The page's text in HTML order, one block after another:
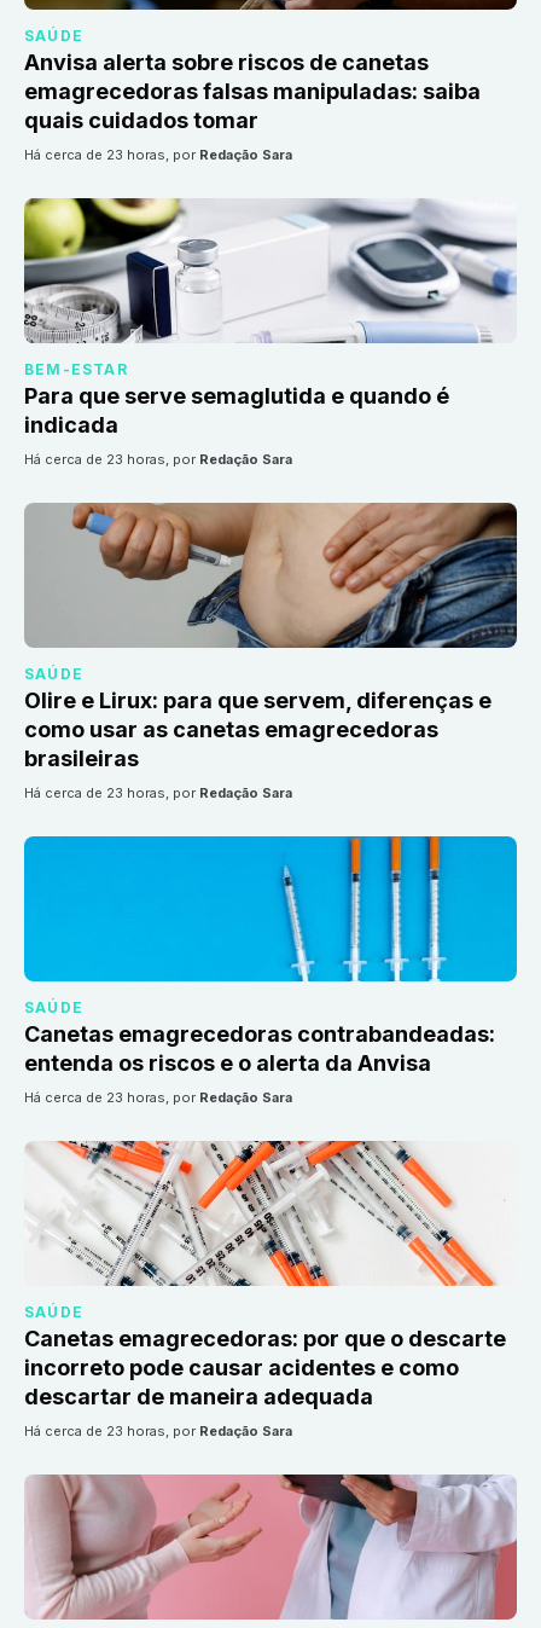
SAÚDE
Anvisa alerta sobre riscos de canetas
emagrecedoras falsas manipuladas: saiba
quais cuidados tomar
há cerca de 23 horas, por Redação Sara
BEM-ESTAR
Para que serve semaglutida e quando é
indicada
há cerca de 23 horas, por Redação Sara
SAÚDE
Olire e Lirux: para que servem, diferenças e
como usar as canetas emagrecedoras
brasileiras
há cerca de 23 horas, por Redação Sara
SAÚDE
Canetas emagrecedoras contrabandeadas:
entenda os riscos e o alerta da Anvisa
há cerca de 23 horas, por Redação Sara
SAÚDE
Canetas emagrecedoras: por que o descarte
incorreto pode causar acidentes e como
descartar de maneira adequada
há cerca de 23 horas, por Redação Sara